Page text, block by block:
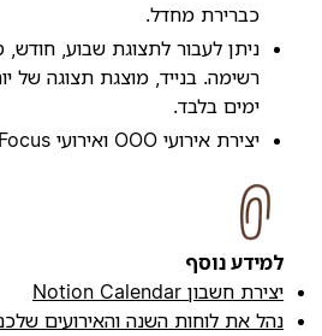
כברירת מחדל.
ניתן לעבור לתצוגת שבוע, חודש,
רשימה. בנייד, מוצגת תצוגה של
ימים בלבד.
יצירת אירועי OOO ואירועי Focus.
למידע נוסף
יצירת חשבון Notion Calendar
נהל את לוחות השנה והאירועים